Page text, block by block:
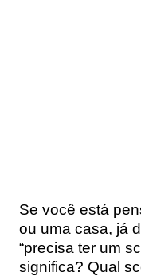
Se você está
ou uma casa, já
“precisa ter um
significa? Qual